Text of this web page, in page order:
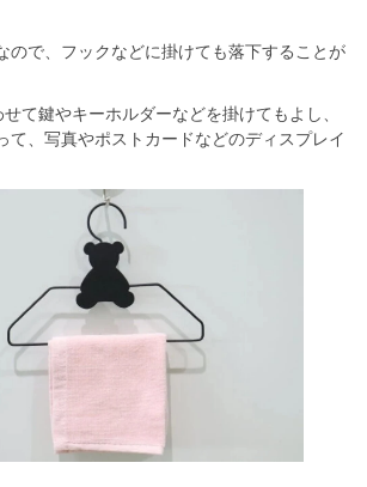
ので、フックなどに掛けても落下することが
て鍵やキーホルダーなどを掛けてもよし、
て、写真やポストカードなどのディスプレイ